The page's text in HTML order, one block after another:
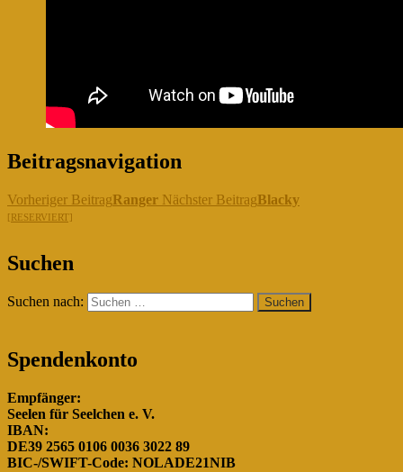
Beitragsnavigation
Vorheriger BeitragRanger Nächster BeitragBlacky
[RESERVIERT]
"Gemeinsam für die Hunde in
Rumänien!"
Suchen
Suchen nach:
Spendenkonto
Empfänger:
Seelen für Seelchen e. V.
IBAN:
DE39 2565 0106 0036 3022 89
BIC-/SWIFT-Code: NOLADE21NIB